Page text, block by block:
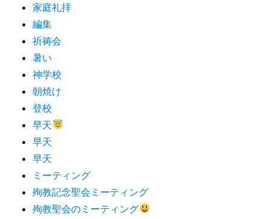
家庭礼拝
編集
祈祷会
暑い
神学校
朝焼け
登校
早天
早天
早天
ミーティング
殉教記念聖会ミーティング
殉教聖会のミーティング